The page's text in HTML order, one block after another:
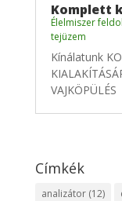
Komplett
Élelmiszer
tejüzem
Kínálatunk
VAJKÖPÜLÉS
Címkék
analizátor(12)